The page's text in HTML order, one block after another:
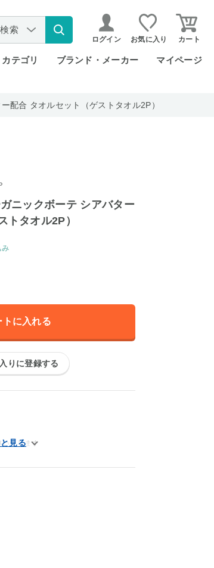
索
ログイン お気に入り カート
カテゴリ ブランド・メーカー マイページ
配合 タオルセット（ゲストタオル2P）
ニックボーテ シアバター
トタオル2P）
み
トに入れる
りに登録する
たします